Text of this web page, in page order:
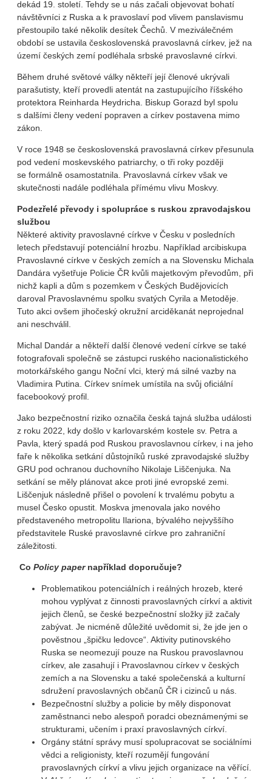
dekád 19. století. Tehdy se u nás začali objevovat bohatí
návštěvníci z Ruska a k pravoslaví pod vlivem panslavismu
přestoupilo také několik desítek Čechů. V meziválečném
období se ustavila československá pravoslavná církev, jež na
území českých zemí podléhala srbské pravoslavné církvi.
Během druhé světové války někteří její členové ukrývali
parašutisty, kteří provedli atentát na zastupujícího říšského
protektora Reinharda Heydricha. Biskup Gorazd byl spolu
s dalšími členy vedení popraven a církev postavena mimo
zákon.
V roce 1948 se československá pravoslavná církev přesunula
pod vedení moskevského patriarchy, o tři roky později
se formálně osamostatnila. Pravoslavná církev však ve
skutečnosti nadále podléhala přímému vlivu Moskvy.
Podezřelé převody i spolupráce s ruskou zpravodajskou
službou
Některé aktivity pravoslavné církve v Česku v posledních
letech představují potenciální hrozbu. Například arcibiskupa
Pravoslavné církve v českých zemích a na Slovensku Michala
Dandára vyšetřuje Policie ČR kvůli majetkovým převodům, při
nichž kapli a dům s pozemkem v Českých Budějovicích
daroval Pravoslavnému spolku svatých Cyrila a Metoděje.
Tuto akci ovšem jihočeský okružní arciděkanát neprojednal
ani neschválil.
Michal Dandár a někteří další členové vedení církve se také
fotografovali společně se zástupci ruského nacionalistického
motorkářského gangu Noční vlci, který má silné vazby na
Vladimira Putina. Církev snímek umístila na svůj oficiální
facebookový profil.
Jako bezpečnostní riziko označila česká tajná služba události
z roku 2022, kdy došlo v karlovarském kostele sv. Petra a
Pavla, který spadá pod Ruskou pravoslavnou církev, i na jeho
faře k několika setkání důstojníků ruské zpravodajské služby
GRU pod ochranou duchovního Nikolaje Liščenjuka. Na
setkání se měly plánovat akce proti jiné evropské zemi.
Liščenjuk následně přišel o povolení k trvalému pobytu a
musel Česko opustit. Moskva jmenovala jako nového
představeného metropolitu Ilariona, bývalého nejvyššího
představitele Ruské pravoslavné církve pro zahraniční
záležitosti.
Co Policy papernapříklad doporučuje?
Problematikou potenciálních i reálných hrozeb, které
mohou vyplývat z činnosti pravoslavných církví a aktivit
jejich členů, se české bezpečnostní složky již začaly
zabývat. Je nicméně důležité uvědomit si, že jde jen o
pověstnou „špičku ledovce“. Aktivity putinovského
Ruska se neomezují pouze na Ruskou pravoslavnou
církev, ale zasahují i Pravoslavnou církev v českých
zemích a na Slovensku a také společenská a kulturní
sdružení pravoslavných občanů ČR i cizinců u nás.
Bezpečnostní služby a policie by měly disponovat
zaměstnanci nebo alespoň poradci obeznámenými se
strukturami, učením i praxí pravoslavných církví.
Orgány státní správy musí spolupracovat se sociálními
vědci a religionisty, kteří rozumějí fungování
pravoslavných církví a vlivu jejich organizace na věřící.